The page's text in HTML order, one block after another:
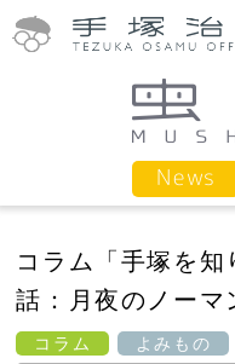
News
コラム「手塚を
話：月夜のノーマ
コラム
よみもの